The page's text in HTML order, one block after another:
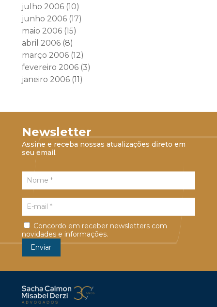
julho 2006(10)
junho 2006(17)
maio 2006(15)
abril 2006(8)
março 2006(12)
fevereiro 2006(3)
janeiro 2006(11)
Newsletter
Assine e receba nossas atualizações direto em
seu email.
Concordo em receber newsletters com
novidades e informações.